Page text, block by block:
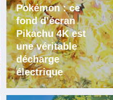
Pokémon : ce
fond d’écran
Pikachu 4K est
une véritable
décharge
électrique